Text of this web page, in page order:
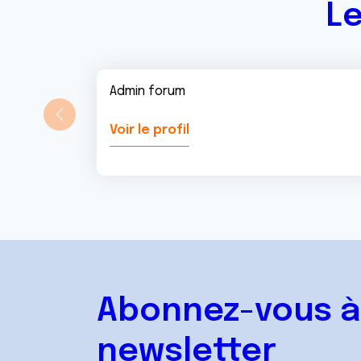
Admin forum
Voir le profil
Abonnez-vous
newsletter